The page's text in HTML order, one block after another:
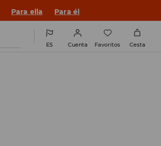
Para ella Para él
ES Cuenta Favoritos Cesta